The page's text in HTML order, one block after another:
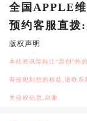
全国APPLE
预约客服直拨:
版权声明
本站资讯除标注“原创”外
有侵犯到您的权益,请联系
关侵权信息,谢谢.